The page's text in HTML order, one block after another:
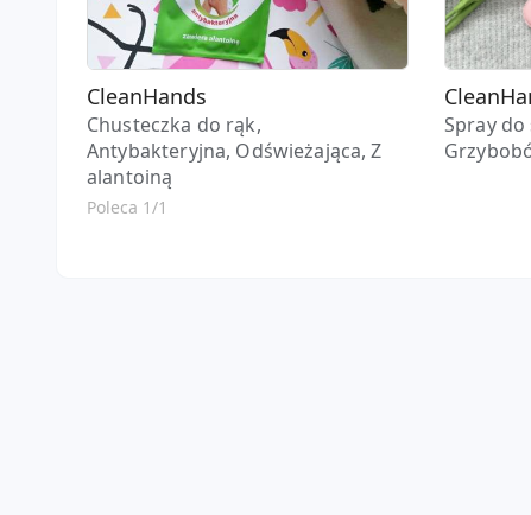
CleanHands
Chusteczka do rąk,
Antybakteryjna, Odświeżająca, Z
alantoiną
Poleca 1/1
Spray